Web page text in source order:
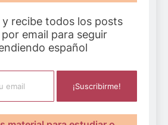
y recibe todos los posts
email para seguir
español
¡Suscribirme!